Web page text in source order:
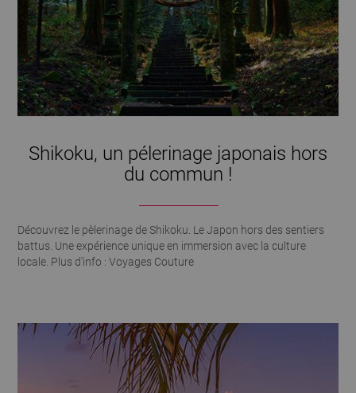
Shikoku, un pélerinage japonais hors
du commun !
Découvrez le pèlerinage de Shikoku. Le Japon hors des sentiers
battus. Une expérience unique en immersion avec la culture
locale. Plus d'info : Voyages Couture